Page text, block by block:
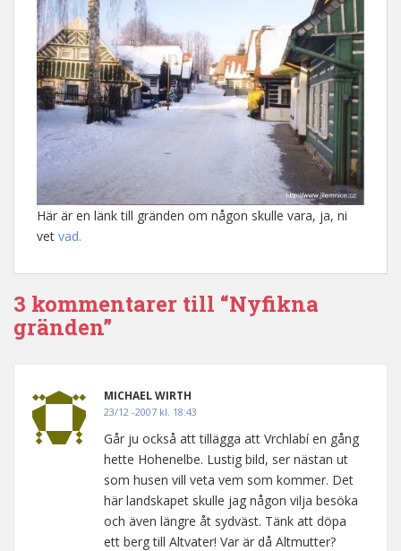
Här är en länk till gränden om någon skulle vara, ja, ni
vet vad.
3 kommentarer till “Nyfikna
gränden”
MICHAEL WIRTH
23/12 -2007 kl. 18:43
Går ju också att tillägga att Vrchlabí en gång
hette Hohenelbe. Lustig bild, ser nästan ut
som husen vill veta vem som kommer. Det
här landskapet skulle jag någon vilja besöka
och även längre åt sydväst. Tänk att döpa
ett berg till Altvater! Var är då Altmutter?